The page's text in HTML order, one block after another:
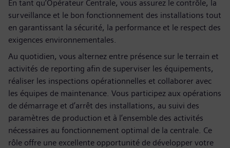
En tant qu’Opérateur Centrale, vous assurez le contrôle, la
surveillance et le bon fonctionnement des installations tout
en garantissant la sécurité, la performance et le respect des
exigences environnementales.
Au quotidien, vous alternez entre présence sur le terrain et
activités de reporting afin de superviser les équipements,
réaliser les inspections opérationnelles et collaborer avec
les équipes de maintenance. Vous participez aux opérations
de démarrage et d’arrêt des installations, au suivi des
paramètres de production et à l’ensemble des activités
nécessaires au fonctionnement optimal de la centrale. Ce
rôle offre une excellente opportunité de développer votre